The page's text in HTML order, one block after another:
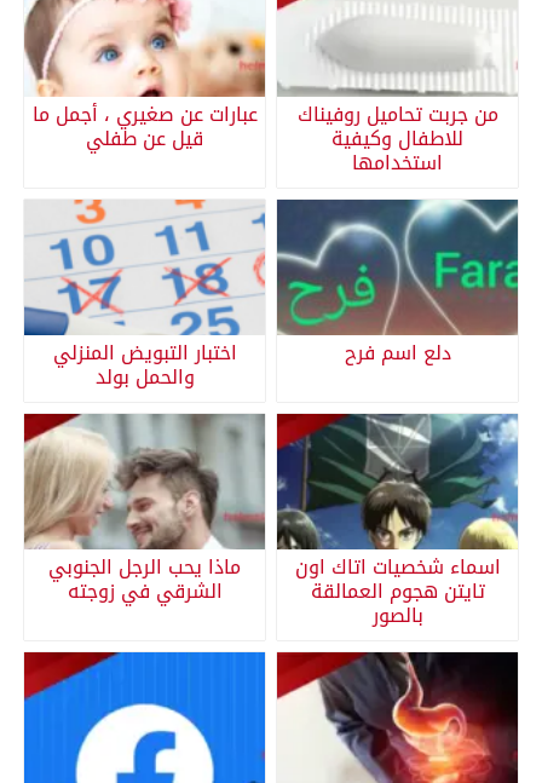
من جربت تحاميل روفيناك
للاطفال وكيفية
استخدامها
عبارات عن صغيري ، أجمل ما
قيل عن طفلي
دلع اسم فرح اختبار التبويض المنزلي
والحمل بولد
اسماء شخصيات اتاك اون
تايتن هجوم العمالقة
بالصور
ماذا يحب الرجل الجنوبي
الشرقي في زوجته